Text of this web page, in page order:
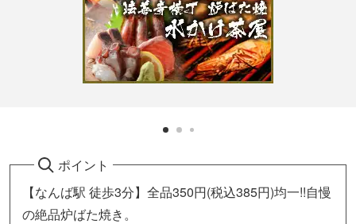
ポイント
【なんば駅 徒歩3分】全品350円(税込385円)均一!!自慢
の絶品炉ばた焼き。